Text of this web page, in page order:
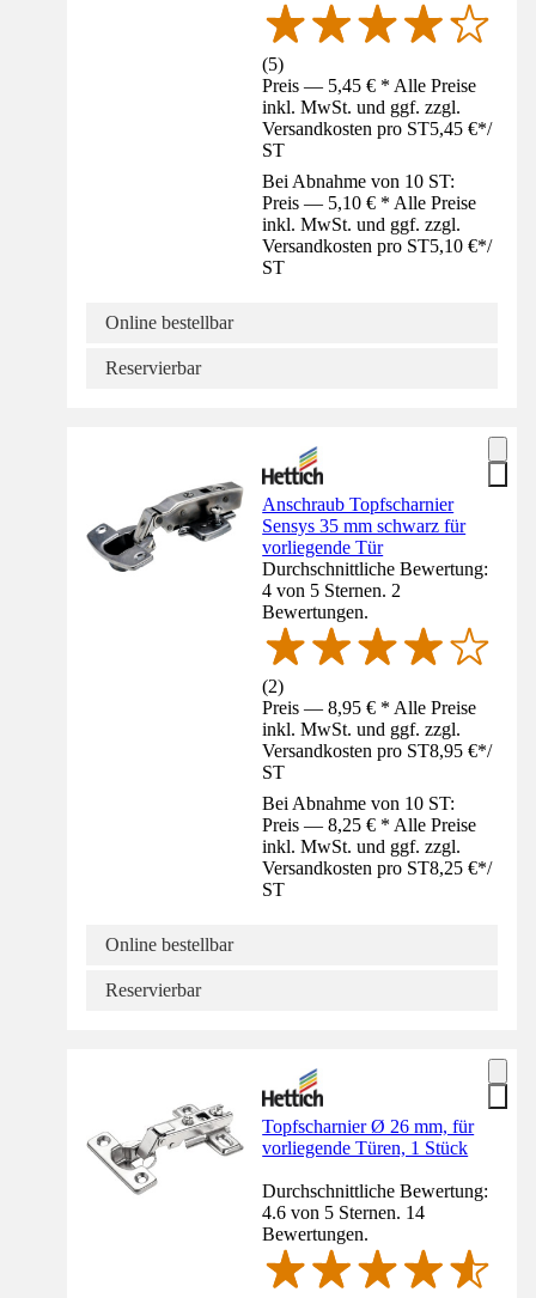
(5)
Preis — 5,45 € * Alle Preise
inkl. MwSt. und ggf. zzgl.
Versandkosten pro ST5,45 €*/
ST
Bei Abnahme von 10 ST:
Preis — 5,10 € * Alle Preise
inkl. MwSt. und ggf. zzgl.
Versandkosten pro ST5,10 €*/
ST
Online bestellbar
Reservierbar
Anschraub Topfscharnier
Sensys 35 mm schwarz für
vorliegende Tür
Durchschnittliche Bewertung:
4 von 5 Sternen. 2
Bewertungen.
(2)
Preis — 8,95 € * Alle Preise
inkl. MwSt. und ggf. zzgl.
Versandkosten pro ST8,95 €*/
ST
Bei Abnahme von 10 ST:
Preis — 8,25 € * Alle Preise
inkl. MwSt. und ggf. zzgl.
Versandkosten pro ST8,25 €*/
ST
Online bestellbar
Reservierbar
Topfscharnier Ø 26 mm, für
vorliegende Türen, 1 Stück
Durchschnittliche Bewertung:
4.6 von 5 Sternen. 14
Bewertungen.